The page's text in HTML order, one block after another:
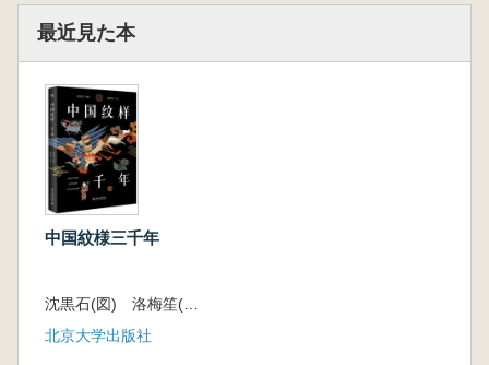
最近見た本
中国紋様三千年
北京大学出版社